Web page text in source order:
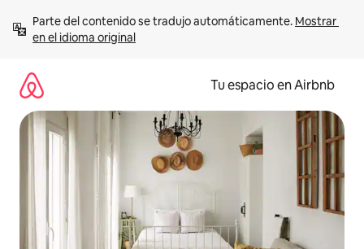
contenido
Parte del contenido se tradujo automáticamente. Mostrar
en el idioma original
Tu espacio en Airbnb